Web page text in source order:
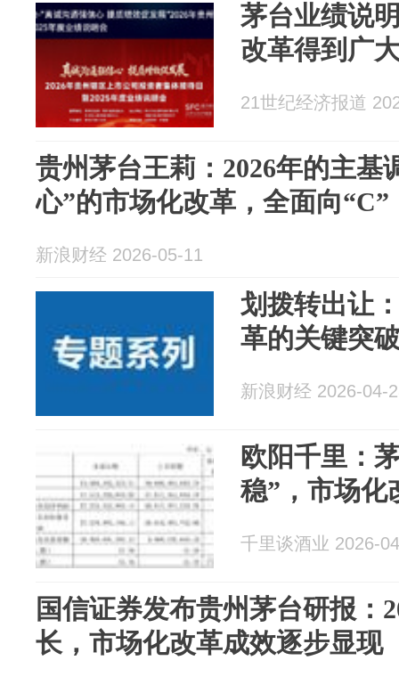
茅台业绩说
改革得到广
21世纪经济报道
贵州茅台王莉：2026年的主基
心”的市场化改革，全面向“C”
新浪财经 2026-05-11
划拨转出让
革的关键突
新浪财经 2026-04-
欧阳千里：
稳”，市场化
千里谈酒业 2026-
国信证券发布贵州茅台研报：
长，市场化改革成效逐步显现